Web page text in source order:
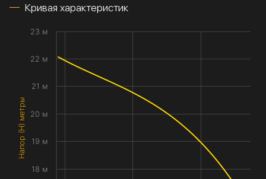
Кривая характеристик
Напор (H) метры
18 м
19 м
20 м
21 м
22 м
23 м